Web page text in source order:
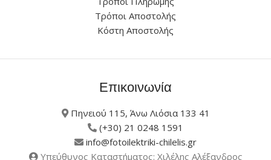
Τρόποι Αποστολής
Κόστη Αποστολής
Επικοινωνία
Πηνειού 115, Άνω Λιόσια 133 41
(+30) 21 0248 1591
info@fotoilektriki-chilelis.gr
Υπεύθυνος Καταστήματος: Χιλέλης Αλέξανδρος